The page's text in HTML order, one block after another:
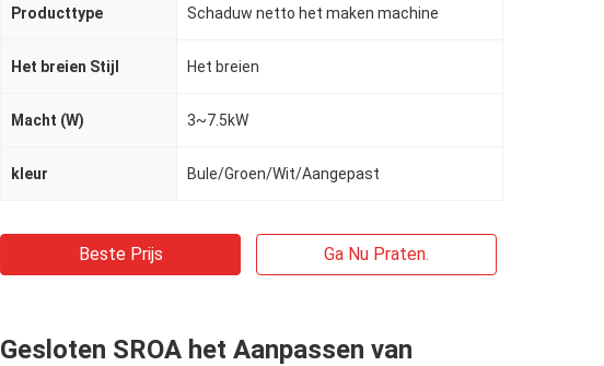
Producttype Schaduw netto het maken machine
Het breien Stijl Het breien
Macht (W) 3~7.5kW
kleur Bule/Groen/Wit/Aangepast
Beste Prijs Ga Nu Praten.
Gesloten SROA het Aanpassen van